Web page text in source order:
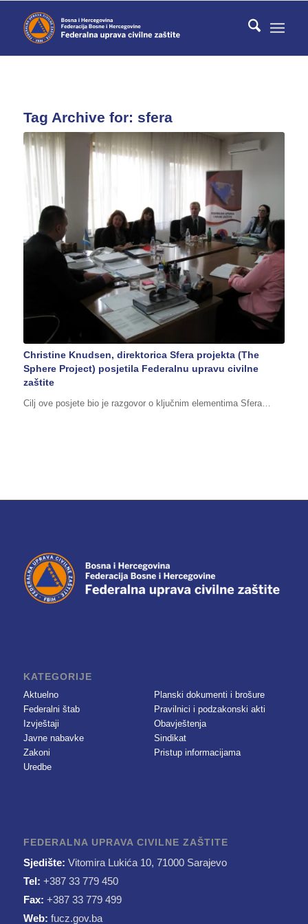
Tag Archive for: sfera
Christine Knudsen, direktorica Sfera projekta (The
Sphere Project) posjetila Federalnu upravu civilne
zaštite
Cilj ove posjete bio je razgovor o ključnim elementima Sfera…
KATEGORIJE
Aktuelno
Federalni štab
Izvještaji
Javne nabavke
Zakoni
Uredbe
Planski dokumenti i brošure
Pravilnici i podzakonski akti
Obavještenja
Sindikat
Pristup informacijama
FEDERALNA UPRAVA CIVILNE ZAŠTITE
Sjedište: Vitomira Lukića 10, 71000 Sarajevo
Tel: +387 33 779 450
Fax: +387 33 779 499
Web: fucz.gov.ba